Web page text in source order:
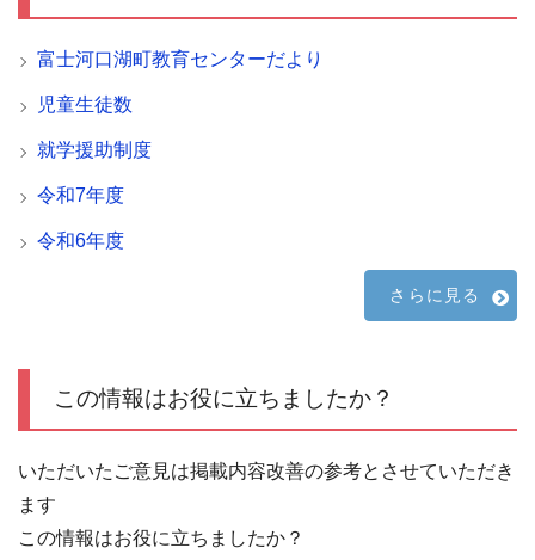
富士河口湖町教育センターだより
児童生徒数
就学援助制度
令和7年度
令和6年度
さらに見る
この情報はお役に立ちましたか？
いただいたご意見は掲載内容改善の参考とさせていただき
ます
この情報はお役に立ちましたか？